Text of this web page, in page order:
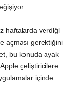
haftalarda verdiği
açması gerektiğini
bu konuda ayak
geliştiricilere
içinde